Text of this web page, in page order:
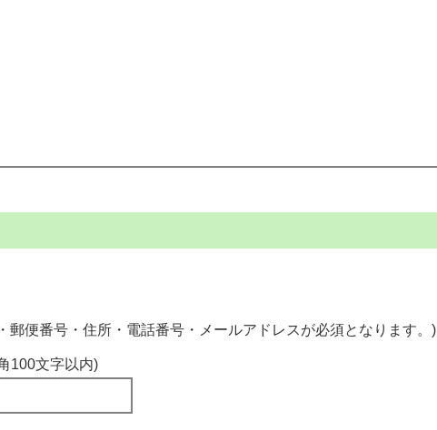
郵便番号・住所・電話番号・メールアドレスが必須となります。)
100文字以内)